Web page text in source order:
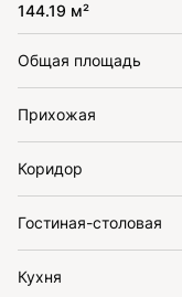
144.19 м²
Общая площадь
Прихожая
Коридор
Гостиная-столовая
Кухня